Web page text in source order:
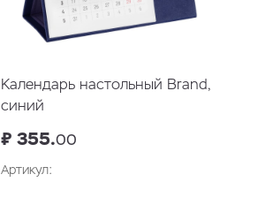
Календарь настольный Brand,
синий
₽ 355.00
Артикул: